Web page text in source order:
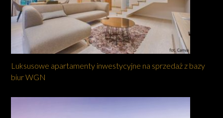
Luksusowe apartamenty inwestycyjne na sprzedaż z bazy
biur WGN